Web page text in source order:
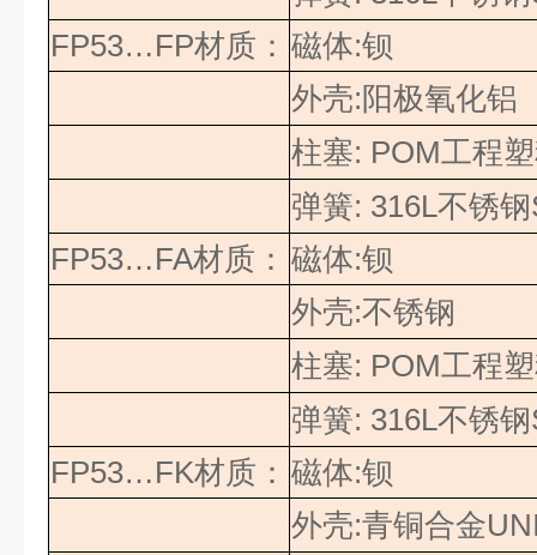
FP53…FP材质： 磁体:钡
外壳:阳极氧化铝
柱塞: POM工程
弹簧: 316L不锈钢
FP53…FA材质： 磁体:钡
外壳:不锈钢
柱塞: POM工程
弹簧: 316L不锈钢
FP53…FK材质： 磁体:钡
外壳:青铜合金